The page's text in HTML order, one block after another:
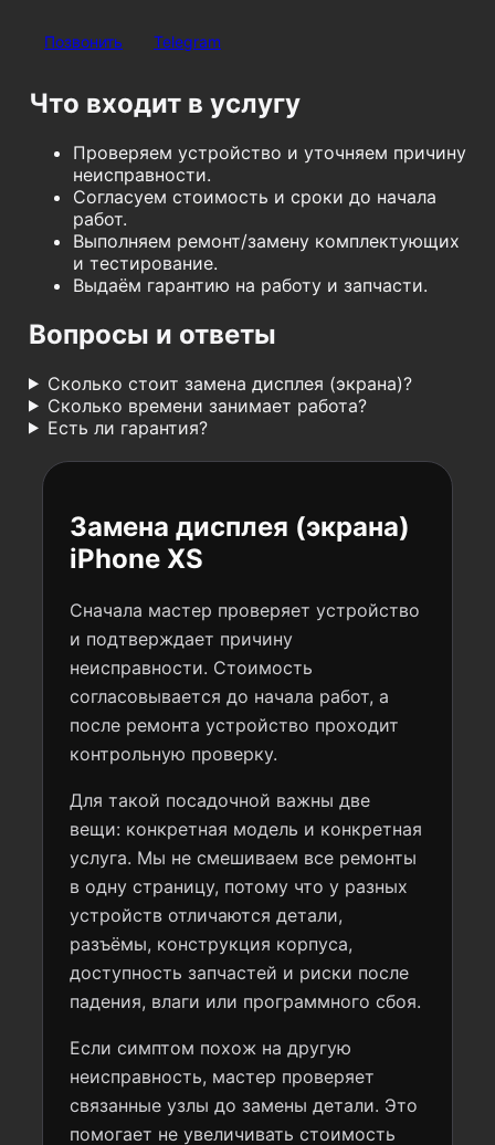
Позвонить Telegram
Что входит в услугу
Проверяем устройство и уточняем причину
неисправности.
Согласуем стоимость и сроки до начала
работ.
Выполняем ремонт/замену комплектующих
и тестирование.
Выдаём гарантию на работу и запчасти.
Вопросы и ответы
Сколько стоит замена дисплея (экрана)?
Сколько времени занимает работа?
Есть ли гарантия?
Замена дисплея (экрана)
iPhone XS
Сначала мастер проверяет устройство
и подтверждает причину
неисправности. Стоимость
согласовывается до начала работ, а
после ремонта устройство проходит
контрольную проверку.
Для такой посадочной важны две
вещи: конкретная модель и конкретная
услуга. Мы не смешиваем все ремонты
в одну страницу, потому что у разных
устройств отличаются детали,
разъёмы, конструкция корпуса,
доступность запчастей и риски после
падения, влаги или программного сбоя.
Если симптом похож на другую
неисправность, мастер проверяет
связанные узлы до замены детали. Это
помогает не увеличивать стоимость